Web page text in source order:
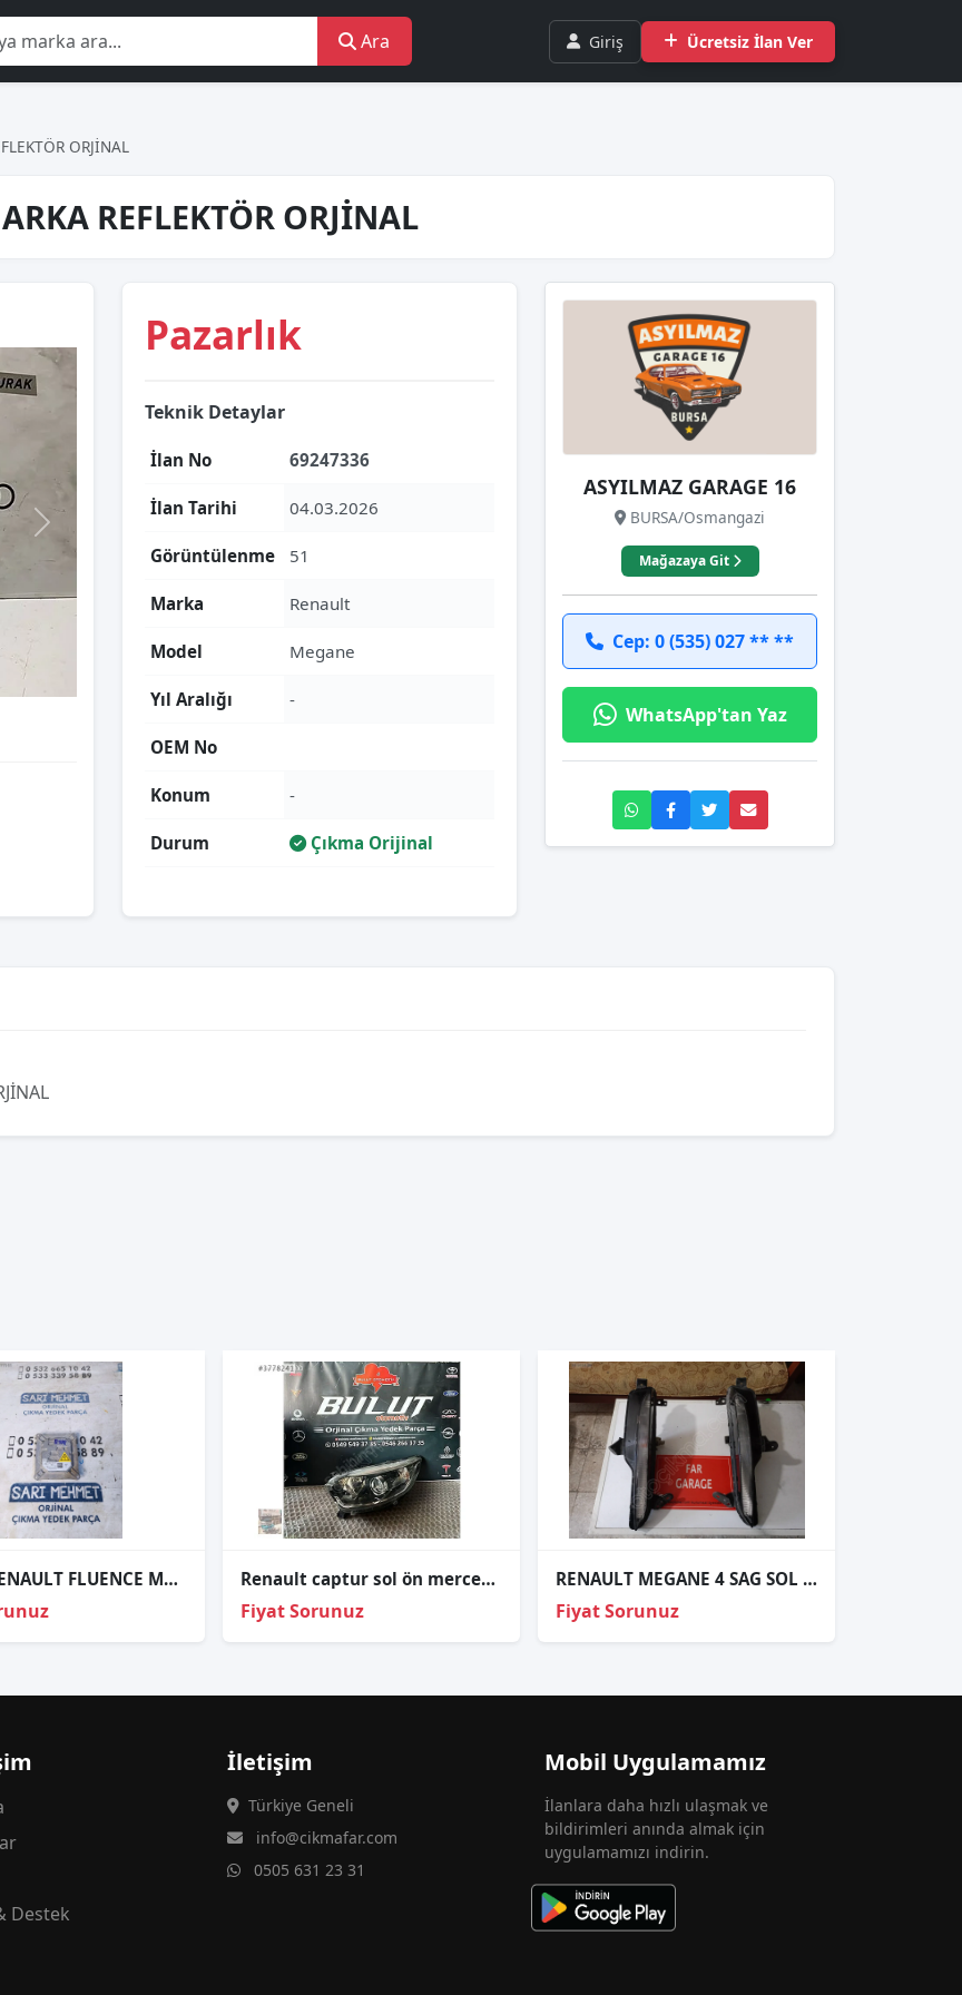
Ara Giriş Ücretsiz İlan Ver
ORJİNAL
REFLEKTÖR ORJİNAL
Pazarlık
Teknik Detaylar
İlan No 69247336
İlan Tarihi 04.03.2026
Görüntülenme 51
Marka Renault
Model Megane
Yıl Aralığı -
OEM No
Konum -
Durum Çıkma Orijinal
ASYILMAZ GARAGE 16
BURSA/Osmangazi
Mağazaya Git
Cep: 0 (535) 027 ** **
WhatsApp'tan Yaz
ÇIKMA RENAULT FLUENCE MEGANE 3 FAR BEYNİ Renault captur sol ön mercekli far orjinal çıkma parça
Fiyat Sorunuz
RENAULT MEGANE 4 SAG SOL GÜNGÜZ LEDİ
Fiyat Sorunuz
Destek
İletişim
Türkiye Geneli
info@cikmafar.com
0505 631 23 31
Mobil Uygulamamız
İlanlara daha hızlı ulaşmak ve
bildirimleri anında almak için
uygulamamızı indirin.